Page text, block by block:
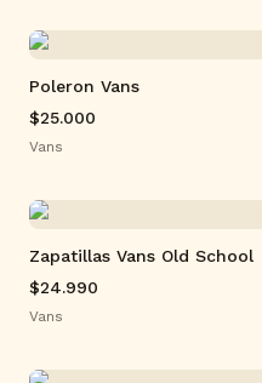
Poleron Vans
$25.000
Vans
Zapatillas Vans Old School
$24.990
Vans